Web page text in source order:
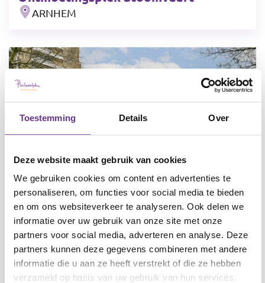
Toestemming Details Over
Deze website maakt gebruik van cookies
We gebruiken cookies om content en advertenties te
personaliseren, om functies voor social media te bieden
en om ons websiteverkeer te analyseren. Ook delen we
informatie over uw gebruik van onze site met onze
partners voor social media, adverteren en analyse. Deze
partners kunnen deze gegevens combineren met andere
informatie die u aan ze heeft verstrekt of die ze hebben
verzameld op basis van uw gebruik van hun services.
ARNHEM
PhilaBruis
Arnhem
Verstandelijke beperking, Lichte
verstandelijke beperking